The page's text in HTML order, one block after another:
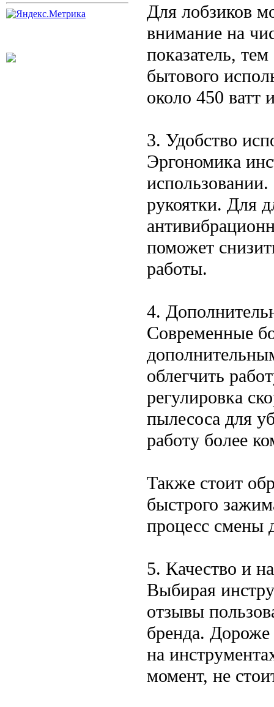
Для лобзиков
внимание на
показатель,
бытового
около 450 ватт
3. Удобство
Эргономика
рукоятки. Для
поможет
работы.
4.
Современные
облегчить
регулировка
пылесоса для
работу более
Также стоит
быстрого
процесс смены
5. Качество и
Выбирая
отзывы
бренда. Дороже
на
момент, не